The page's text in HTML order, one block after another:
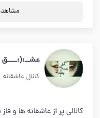
عشــ:(:ــــق
کانال عاشقانه
کانالی پر از عاشقانه ها و